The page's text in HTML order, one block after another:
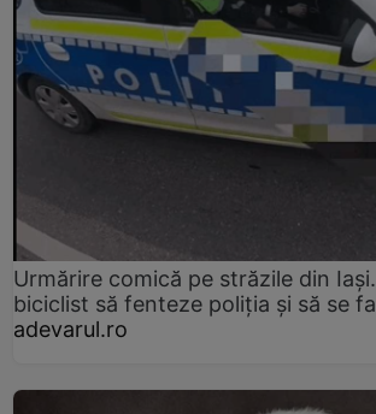
Urmărire comică pe străzile din
biciclist să fenteze poliția și să se
adevarul.ro